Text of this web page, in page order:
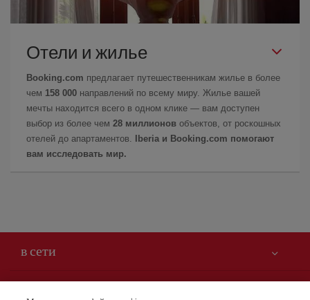
Отели и жилье
Booking.com предлагает путешественникам жилье в более
чем 158 000 направлений по всему миру. Жилье вашей
мечты находится всего в одном клике — вам доступен
выбор из более чем 28 миллионов объектов, от роскошных
отелей до апартаментов.
Iberia и Booking.com помогают
вам исследовать мир.
в сети